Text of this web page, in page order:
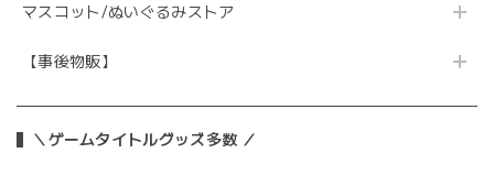
マスコット/ぬいぐるみストア
【事後物販】
＼ゲームタイトルグッズ多数 ／